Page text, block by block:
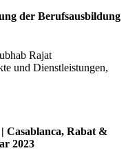
der Berufsausbildung
Rajat
und Dienstleistungen,
Casablanca, Rabat &
2023